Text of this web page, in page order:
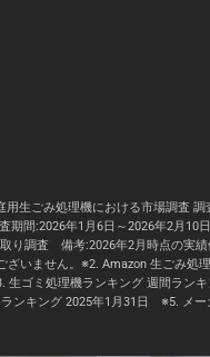
用生ごみ処理機における市場調査 調
期間:2026年1月6日～2026年2月
り調査 備考:2026年2月時点の実
ざいません。※2. Amazon 生ごみ処
ゴミ処理機ランキング 週間ラン
ンキング 2025年1月31日 ※5. メー